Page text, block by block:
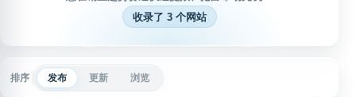
收录了 3 个网站
排序 发布 更新 浏览